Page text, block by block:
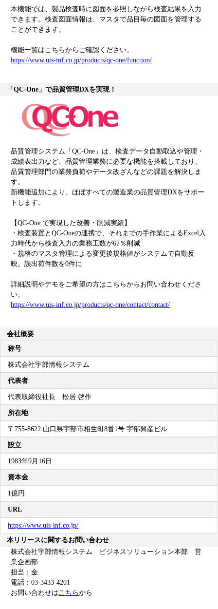
本機能では、製品検査時に図面を参照しながら検査結果を入力
できます。検査図面情報は、マスタで品目毎の図面を管理する
ことができます。
機能一覧はこちらからご確認ください。
https://www.uis-inf.co.jp/products/qc-one/function/
「QC-One」で品質管理DXを実現！
品質管理システム「QC-One」は、検査データ自動取込や管理・
成績表出力など、品質管理業務に必要な機能を搭載しており、
品質管理部門の業務負荷やデータ改ざんなどの課題を解決しま
す。
新機能追加により、ほぼすべての製造業の品質管理DXをサポー
トします。
【QC-One で実現した改善・削減実績】
・検査装置とQC-Oneの連携で、それまでの手作業によるExcel入
力時代から検査入力の業務工数が67％削減
・規格のマスタ管理による変更後規格値がシステムで自動反
映。誤出荷件数を0件に
詳細説明やデモをご希望の方はこちらからお問い合わせくださ
い。
https://www.uis-inf.co.jp/products/qc-one/contact/contact/
会社概要
称号
株式会社宇部情報システム
代表者
代表取締役社長 松居 啓作
所在地
〒755-8622 山口県宇部市相生町8番1号 宇部興産ビル
設立
1983年9月16日
資本金
1億円
URL
https://www.uis-inf.co.jp/
本リリースに関するお問い合わせ
株式会社宇部情報システム ビジネスソリューション本部 営
業企画部
担当：金
電話：03-3433-4201
お問い合わせはこちらから